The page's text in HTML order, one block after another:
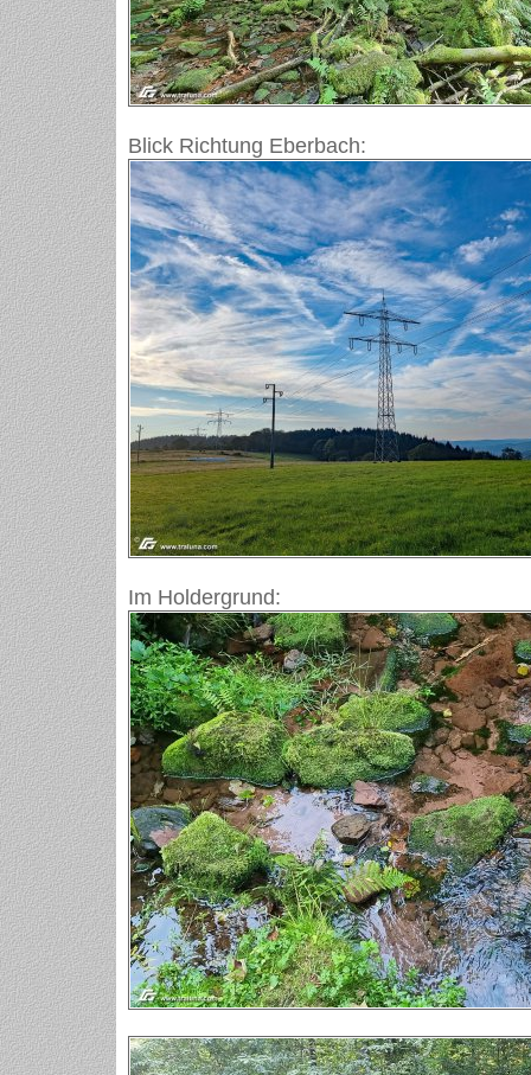
Blick Richtung Eberbach:
Im Holdergrund: